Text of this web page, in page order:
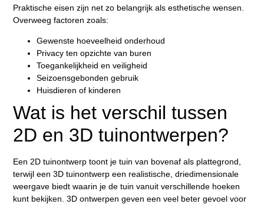
Praktische eisen zijn net zo belangrijk als esthetische wensen.
Overweeg factoren zoals:
Gewenste hoeveelheid onderhoud
Privacy ten opzichte van buren
Toegankelijkheid en veiligheid
Seizoensgebonden gebruik
Huisdieren of kinderen
Wat is het verschil tussen
2D en 3D tuinontwerpen?
Een 2D tuinontwerp toont je tuin van bovenaf als plattegrond,
terwijl een 3D tuinontwerp een realistische, driedimensionale
weergave biedt waarin je de tuin vanuit verschillende hoeken
kunt bekijken. 3D ontwerpen geven een veel beter gevoel voor